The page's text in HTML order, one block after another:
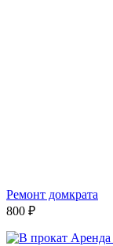
Ремонт домкрата
800 ₽